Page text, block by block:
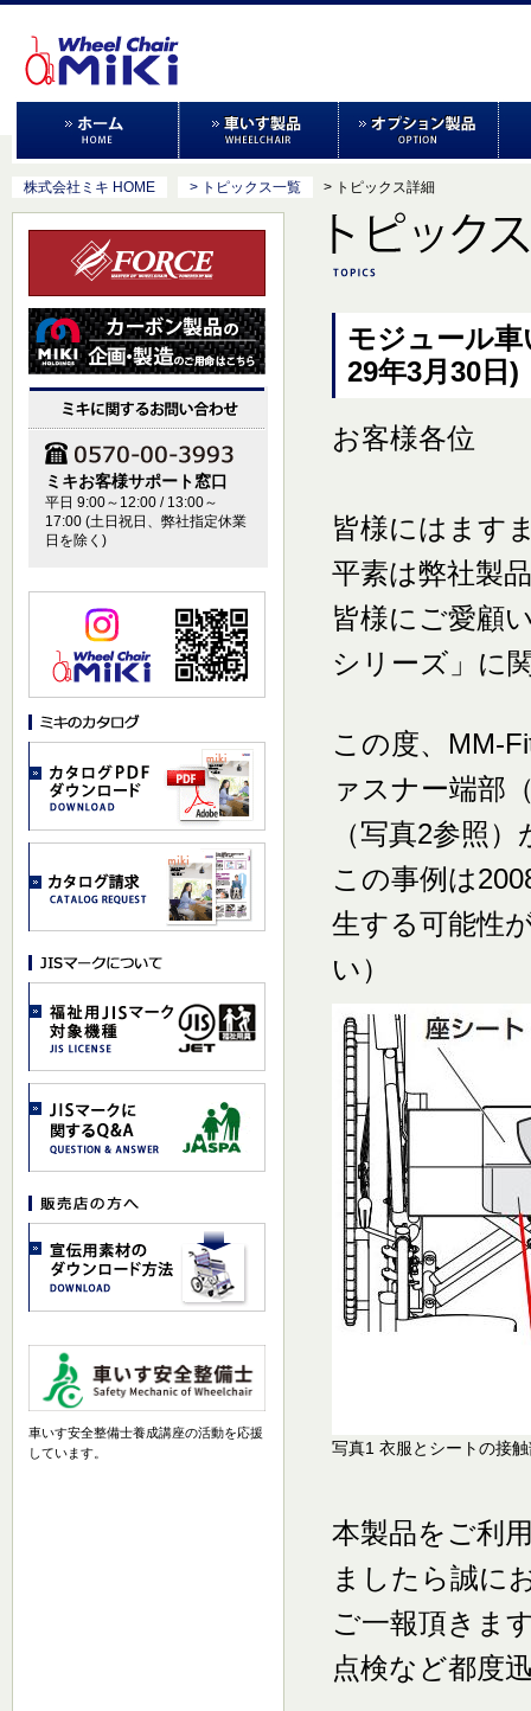
株式会社ミキ HOME > トピックス一覧 > トピックス詳細
モジュール
29年3月30日)
お客様各位
皆様にはます
平素は弊社製
皆様にご愛顧
シリーズ」に
この度、MM-
ァスナー端部
（写真2参照
この事例は
生する可能性
い）
写真1 衣服とシートの接
本製品をご利
ましたら誠に
ご一報頂きま
点検など都度
ミキお客様サポート窓口
平日 9:00～12:00 / 13:00～
17:00 (土日祝日、弊社指定休業
日を除く)
車いす安全整備士養成講座の活動を応援
しています。